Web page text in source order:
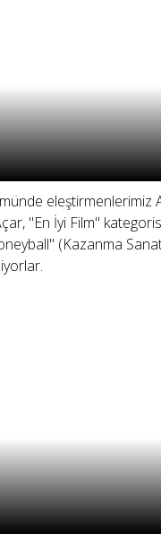
eleştirmenlerimiz
"En İyi Film"
(Kazanma